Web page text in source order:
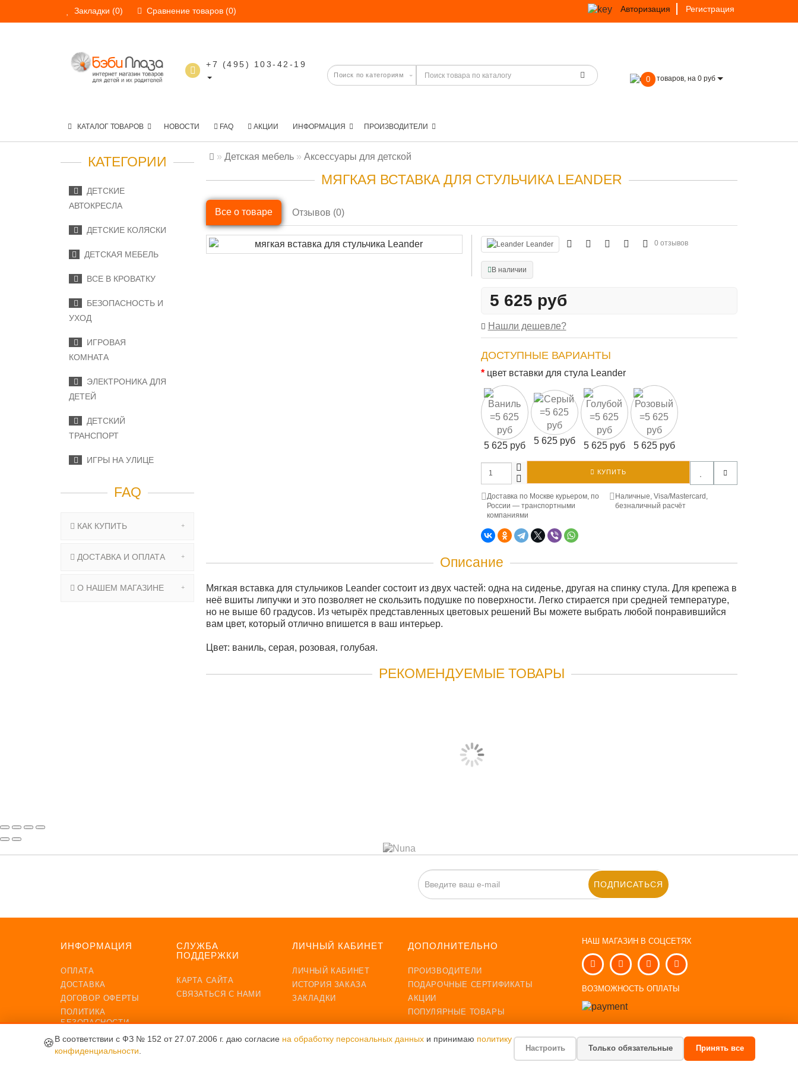
Закладки (0) Сравнение товаров (0) Авторизация Регистрация
+7 (495) 103-42-19
0 товаров, на 0 руб
КАТАЛОГ ТОВАРОВ НОВОСТИ FAQ АКЦИИ ИНФОРМАЦИЯ ПРОИЗВОДИТЕЛИ
КАТЕГОРИИ
ДЕТСКИЕ
АВТОКРЕСЛА
ДЕТСКИЕ КОЛЯСКИ
ДЕТСКАЯ МЕБЕЛЬ
ВСЕ В КРОВАТКУ
БЕЗОПАСНОСТЬ И
УХОД
ИГРОВАЯ
КОМНАТА
ЭЛЕКТРОНИКА ДЛЯ
ДЕТЕЙ
ДЕТСКИЙ
ТРАНСПОРТ
ИГРЫ НА УЛИЦЕ
FAQ
КАК КУПИТЬ
ДОСТАВКА И ОПЛАТА
О НАШЕМ МАГАЗИНЕ
Детская мебель Аксессуары для детской
МЯГКАЯ ВСТАВКА ДЛЯ СТУЛЬЧИКА LEANDER
Все о товаре Отзывов (0)
Leander 0 отзывов
В наличии
5 625 руб
Нашли дешевле?
ДОСТУПНЫЕ ВАРИАНТЫ
цвет вставки для стула Leander
5 625 руб 5 625 руб 5 625 руб 5 625 руб
КУПИТЬ
Доставка по Москве курьером, по
России — транспортными
компаниями
Наличные, Visa/Mastercard,
безналичный расчёт
Описание
Мягкая вставка для стульчиков Leander состоит из двух частей: одна на сиденье, другая на спинку стула. Для крепежа в
неё вшиты липучки и это позволяет не скользить подушке по поверхности. Легко стирается при средней температуре,
но не выше 60 градусов. Из четырёх представленных цветовых решений Вы можете выбрать любой понравившийся
вам цвет, который отлично впишется в ваш интерьер.
Цвет: ваниль, серая, розовая, голубая.
РЕКОМЕНДУЕМЫЕ ТОВАРЫ
28 750 руб
🍪 В соответствии с ФЗ № 152 от 27.07.2006 г. даю согласие на обработку персональных данных и принимаю политику
конфиденциальности. Настроить Только обязательные Принять все
мягкая вставка для стульчика Leander
ПОДПИСАТЬСЯ
ИНФОРМАЦИЯ
ОПЛАТА
ДОСТАВКА
ДОГОВОР ОФЕРТЫ
ПОЛИТИКА
БЕЗОПАСНОСТИ
ОБРАБОТКА
ПЕРСОНАЛЬНЫХ
ДАННЫХ
СЛУЖБА
ПОДДЕРЖКИ
КАРТА САЙТА
СВЯЗАТЬСЯ С НАМИ
ЛИЧНЫЙ КАБИНЕТ
ЛИЧНЫЙ КАБИНЕТ
ИСТОРИЯ ЗАКАЗА
ЗАКЛАДКИ
ДОПОЛНИТЕЛЬНО
ПРОИЗВОДИТЕЛИ
ПОДАРОЧНЫЕ СЕРТИФИКАТЫ
АКЦИИ
ПОПУЛЯРНЫЕ ТОВАРЫ
ХИТЫ ПРОДАЖ
НОВИНКИ
НАШ МАГАЗИН В СОЦСЕТЯХ
ВОЗМОЖНОСТЬ ОПЛАТЫ